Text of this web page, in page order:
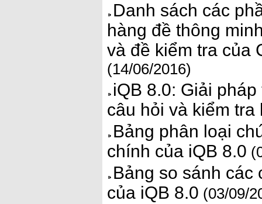
Danh sách các
hàng đề thông
và đề kiểm tra của
(14/06/2016)
iQB 8.0: Giải
câu hỏi và kiểm tra
Bảng phân loại
chính của iQB 8.0
Bảng so sánh các
của iQB 8.0 (03/09/